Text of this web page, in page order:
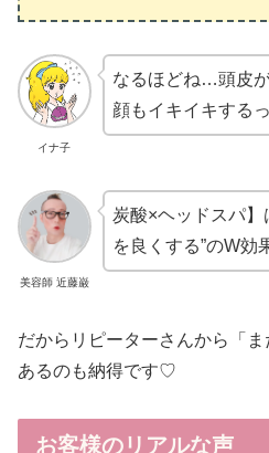
イナ子
なるほどね…頭皮
顔もイキイキする
美容師 近藤巌
炭酸×ヘッドスパ】
を良くする”のW効
だからリピーターさんから「
あるのも納得です♡
お客様のリアルな声